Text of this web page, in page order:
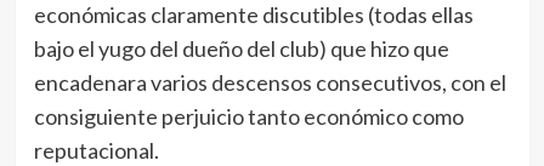
económicas claramente discutibles (todas ellas
bajo el yugo del dueño del club) que hizo que
encadenara varios descensos consecutivos, con el
consiguiente perjuicio tanto económico como
reputacional.